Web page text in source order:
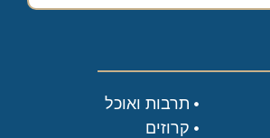
תרבות ואוכל
קרוזים